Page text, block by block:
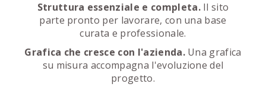
Struttura essenziale e completa.Il sito
parte pronto per lavorare, con una base
curata e professionale.
Grafica che cresce con l'azienda.Una grafica
su misura accompagna l'evoluzione del
progetto.